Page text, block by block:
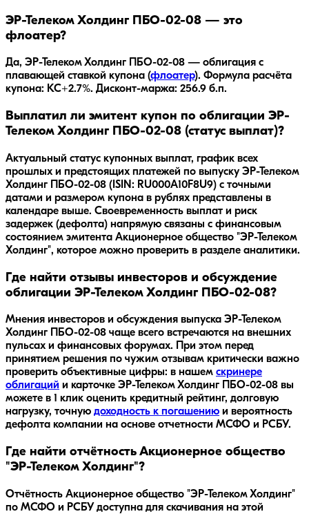
ЭР-Телеком Холдинг ПБО-02-08 — это
флоатер?
Да, ЭР-Телеком Холдинг ПБО-02-08 — облигация с
плавающей ставкой купона (флоатер). Формула расчёта
купона: КС+2.7%. Дисконт-маржа: 256.9 б.п.
Выплатил ли эмитент купон по облигации ЭР-
Телеком Холдинг ПБО-02-08 (статус выплат)?
Актуальный статус купонных выплат, график всех
прошлых и предстоящих платежей по выпуску ЭР-Телеком
Холдинг ПБО-02-08 (ISIN: RU000A10F8U9) с точными
датами и размером купона в рублях представлены в
календаре выше. Своевременность выплат и риск
задержек (дефолта) напрямую связаны с финансовым
состоянием эмитента Акционерное общество "ЭР-Телеком
Холдинг", которое можно проверить в разделе аналитики.
Где найти отзывы инвесторов и обсуждение
облигации ЭР-Телеком Холдинг ПБО-02-08?
Мнения инвесторов и обсуждения выпуска ЭР-Телеком
Холдинг ПБО-02-08 чаще всего встречаются на внешних
пульсах и финансовых форумах. При этом перед
принятием решения по чужим отзывам критически важно
проверить объективные цифры: в нашем скринере
облигаций и карточке ЭР-Телеком Холдинг ПБО-02-08 вы
можете в 1 клик оценить кредитный рейтинг, долговую
нагрузку, точную доходность к погашению и вероятность
дефолта компании на основе отчетности МСФО и РСБУ.
Где найти отчётность Акционерное общество
"ЭР-Телеком Холдинг"?
Отчётность Акционерное общество "ЭР-Телеком Холдинг"
по МСФО и РСБУ доступна для скачивания на этой